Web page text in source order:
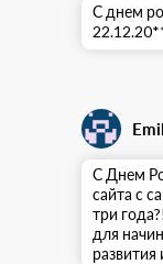
С днем
С Днем
сайта с
три
для
развития